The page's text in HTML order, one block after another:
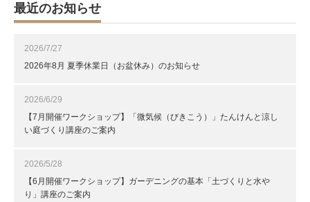
最近のお知らせ
2026/7/27
2026年8月 夏季休業日（お盆休み）のお知らせ
2026/6/29
【7月開催ワークショップ】「微気候（びきこう）」たんけんと涼し
い庭づくり講座のご案内
2026/5/28
【6月開催ワークショップ】ガーデニングの基本「土づくりと水や
り」講座のご案内